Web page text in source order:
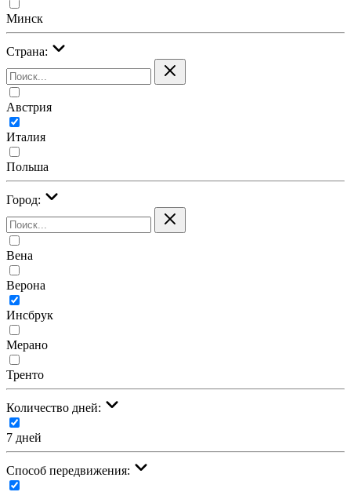
Минск
Страна:
Австрия
Италия
Польша
Город:
Вена
Верона
Инсбрук
Мерано
Тренто
Количество дней:
7 дней
Cпособ передвижения: